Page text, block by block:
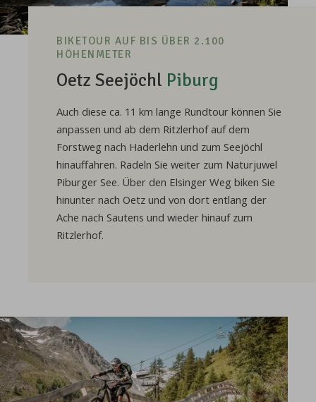
BIKETOUR AUF BIS ÜBER 2.100
HÖHENMETER
Oetz Seejöchl Piburg
Auch diese ca. 11 km lange Rundtour können Sie
anpassen und ab dem Ritzlerhof auf dem
Forstweg nach Haderlehn und zum Seejöchl
hinauffahren. Radeln Sie weiter zum Naturjuwel
Piburger See. Über den Elsinger Weg biken Sie
hinunter nach Oetz und von dort entlang der
Ache nach Sautens und wieder hinauf zum
Ritzlerhof.